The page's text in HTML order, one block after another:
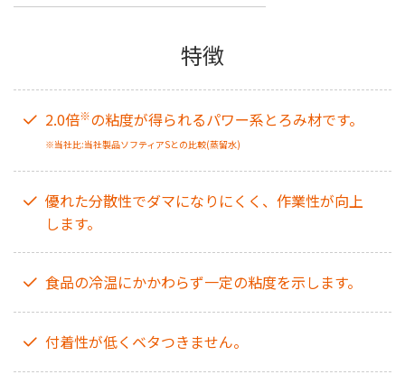
特徴
2.0倍※の粘度が得られるパワー系とろみ材です。
※当社比:当社製品ソフティアSとの比較(蒸留水)
優れた分散性でダマになりにくく、作業性が向上
します。
食品の冷温にかかわらず一定の粘度を示します。
付着性が低くベタつきません。